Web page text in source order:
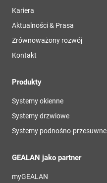
Kariera
Aktualności & Prasa
Zrównoważony rozwój
Kontakt
Produkty
Systemy okienne
Systemy drzwiowe
Systemy podnośno-przesuwne
GEALAN jako partner
myGEALAN